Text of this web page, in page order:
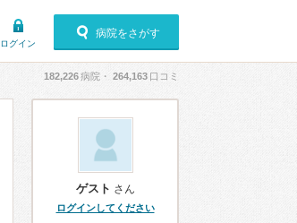
ログイン
病院をさがす
182,226病院・ 264,163 口コミ
ゲスト さん
ログインしてください